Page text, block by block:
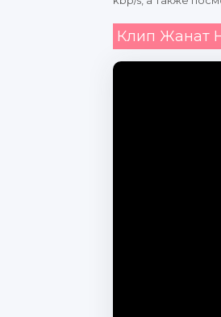
Клип Жанат